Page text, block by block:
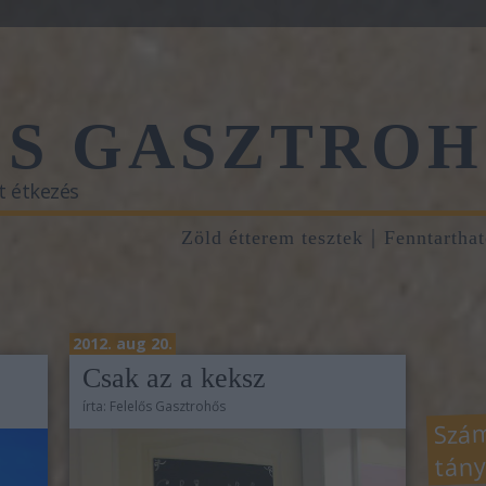
étkezés
Zöld étterem tesztek
2012. aug 20.
Csak az a keksz
írta: Felelős Gasztrohős